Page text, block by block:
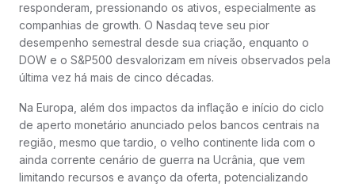
responderam, pressionando os ativos, especialmente as
companhias de growth. O Nasdaq teve seu pior
desempenho semestral desde sua criação, enquanto o
DOW e o S&P500 desvalorizam em níveis observados pela
última vez há mais de cinco décadas.
Na Europa, além dos impactos da inflação e início do ciclo
de aperto monetário anunciado pelos bancos centrais na
região, mesmo que tardio, o velho continente lida com o
ainda corrente cenário de guerra na Ucrânia, que vem
limitando recursos e avanço da oferta, potencializando